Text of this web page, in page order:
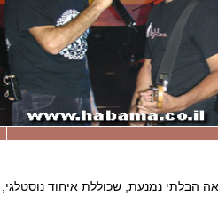
הבלתי נמנעת, שכוללת איחוד נוסטלגי,